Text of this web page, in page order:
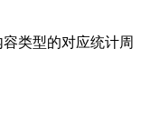
类型的对应统计周